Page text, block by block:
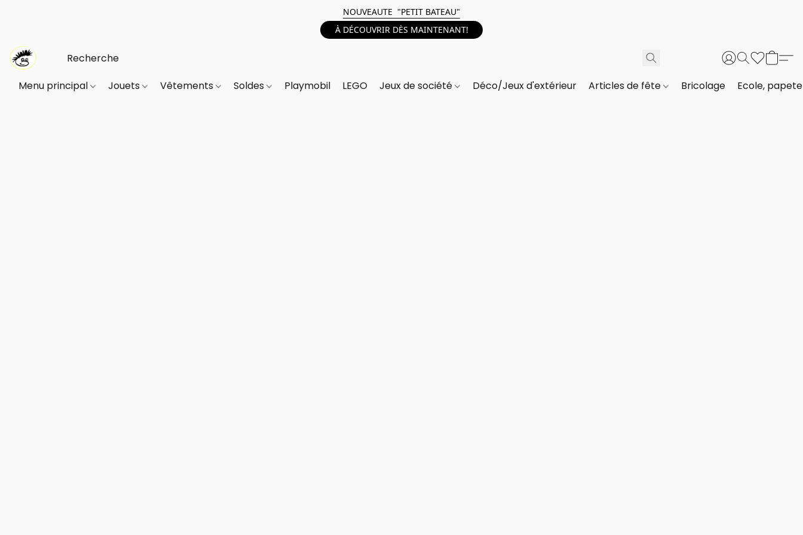
NOUVEAUTE "PETIT BATEAU"
À DÉCOUVRIR DÈS MAINTENANT!
Menu principal Jouets Vêtements Soldes Playmobil LEGO Jeux de société Déco/Jeux d'extérieur Articles de fête Bricolage Ecole,